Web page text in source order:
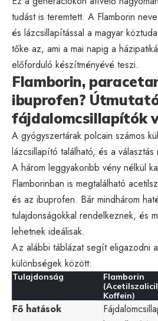
tudást is teremtett. A Flamborin
és lázcsillapítással a magyar
tőke az, ami a mai napig a
előforduló készítményévé teszi.
Flamborin,
ibuprofen?
fájdalomcsillapítók
A gyógyszertárak polcain számos
lázcsillapító található, és a
A három leggyakoribb vény nélkül
Flamborinban is megtalálható
és az ibuprofen. Bár mindhárom
tulajdonságokkal rendelkeznek, és
lehetnek ideálisak.
Az alábbi táblázat segít eligazodni
különbségek között:
Tulajdonság
Flamborin
Koffein)
Fő hatások